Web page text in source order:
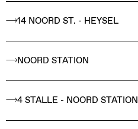
14 NOORD ST. - HEYSEL
NOORD STATION
4 STALLE - NOORD STATION